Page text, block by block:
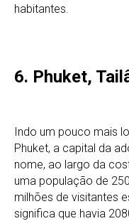
habitantes.
6. Phuket,
Indo um pouco mais
Phuket, a capital da
nome, ao largo da
uma população de
milhões de visitantes
significa que havia